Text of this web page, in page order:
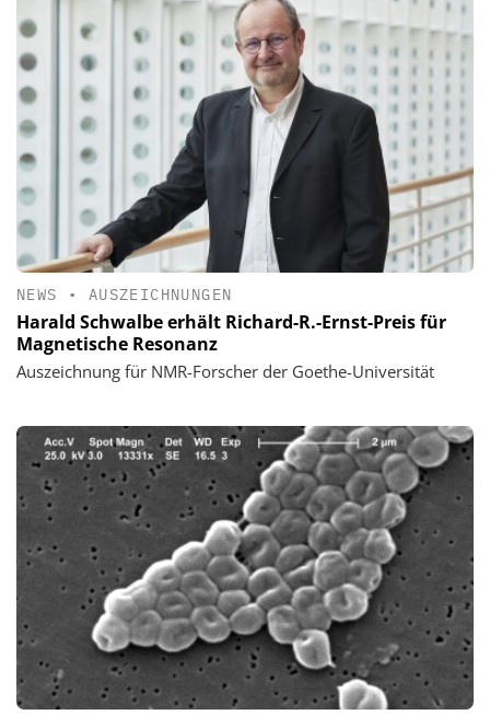
NEWS • AUSZEICHNUNGEN
Harald Schwalbe erhält Richard-R.-Ernst-Preis für
Magnetische Resonanz
Auszeichnung für NMR-Forscher der Goethe-Universität